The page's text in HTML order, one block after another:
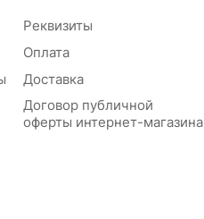
Реквизиты
Оплата
Доставка
Договор публичной
оферты интернет-магазина